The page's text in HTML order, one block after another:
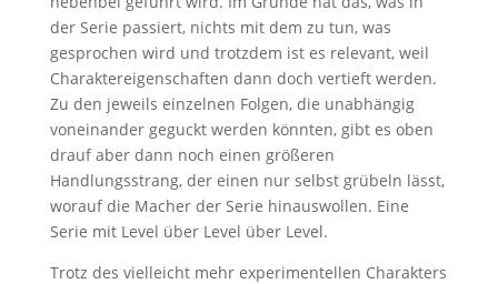
der Serie passiert, nichts mit dem zu tun, was
gesprochen wird und trotzdem ist es relevant, weil
Charaktereigenschaften dann doch vertieft werden.
Zu den jeweils einzelnen Folgen, die unabhängig
voneinander geguckt werden könnten, gibt es oben
drauf aber dann noch einen größeren
Handlungsstrang, der einen nur selbst grübeln lässt,
worauf die Macher der Serie hinauswollen. Eine
Serie mit Level über Level über Level.
Trotz des vielleicht mehr experimentellen Charakters